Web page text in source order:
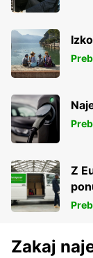
Z
Zakaj